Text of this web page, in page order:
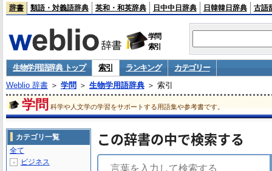
辞書 類語・対義語辞典 英和・和英辞典 日中中日辞典 日韓韓日辞典 古語
学問
索引
生物学用語辞典 トップ 索引 ランキング
カテゴリー
Weblio 辞書＞ 学問 ＞ 生物学用語辞典＞ 索引
学問 科学や人文学の学習をサポートする用語集や参考書です。
この辞書の中で検索する
カテゴリ一覧
全て
＋ ビジネス